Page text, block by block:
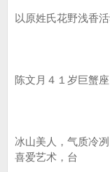
以原姓氏花野浅香
陈文月４１岁巨蟹座
冰山美人，气质冷
喜爱艺术，台